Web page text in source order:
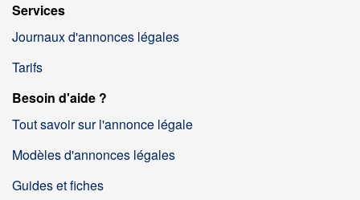
Services
Journaux d'annonces légales
Tarifs
Besoin d'aide ?
Tout savoir sur l'annonce légale
Modèles d'annonces légales
Guides et fiches